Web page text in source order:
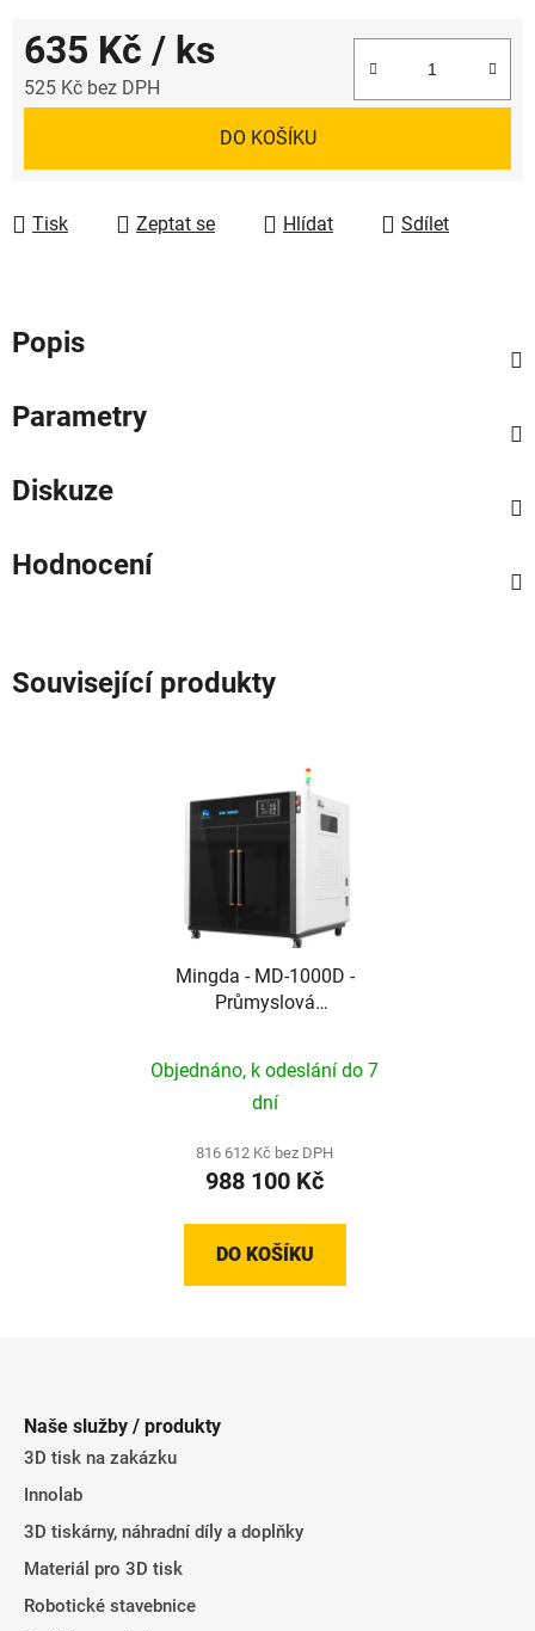
635 Kč / ks
525 Kč bez DPH
DO KOŠÍKU
Tisk Zeptat se Hlídat Sdílet
Popis
Parametry
Diskuze
Hodnocení
Související produkty
Mingda - MD-1000D -
Průmyslová
systémem a objemem 1
m³
Objednáno, k odeslání do 7
dní
816 612 Kč bez DPH
988 100 Kč
DO KOŠÍKU
Naše služby / produkty
3D tisk na zakázku
Innolab
3D tiskárny, náhradní díly a doplňky
Materiál pro 3D tisk
Robotické stavebnice